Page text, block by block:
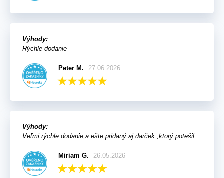
Výhody:
Rýchle dodanie
Peter M. 27.06.2026
Výhody:
Veľmi rýchle dodanie,a ešte pridaný aj darček ,ktorý potešil.
Miriam G. 26.05.2026